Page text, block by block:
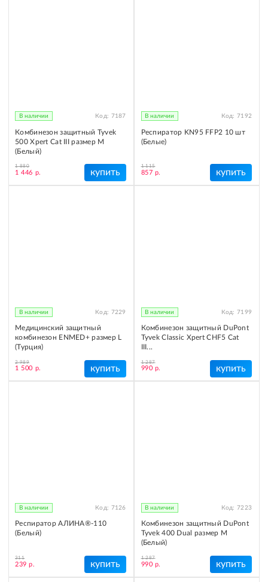
В наличии Код: 7187
Комбинезон защитный Tyvek
500 Xpert Cat III размер M
(Белый)
1 880
1 446 р. купить
В наличии Код: 7192
Респиратор KN95 FFP2 10 шт
(Белые)
1 115
857 р. купить
В наличии Код: 7229
Медицинский защитный
комбинезон ENMED+ размер L
(Турция)
2 989
1 500 р. купить
В наличии Код: 7199
Комбинезон защитный DuPont
Tyvek Classic Xpert CHF5 Cat
III...
1 287
990 р. купить
В наличии Код: 7126
Респиратор АЛИНА®-110
(Белый)
311
239 р. купить
В наличии Код: 7223
Комбинезон защитный DuPont
Tyvek 400 Dual размер M
(Белый)
1 287
990 р. купить